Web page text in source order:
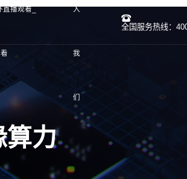
直播观看_ 入
我
们
全国服务热线：
力